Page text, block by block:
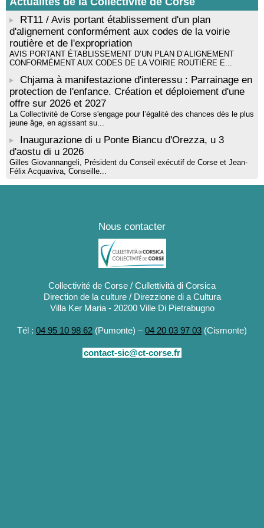
RT11 / Avis portant établissement d'un plan
d'alignement conformément aux codes de la voirie
routière et de l'expropriation
AVIS PORTANT ÉTABLISSEMENT D’UN PLAN D’ALIGNEMENT
CONFORMÉMENT AUX CODES DE LA VOIRIE ROUTIÈRE E...
Chjama à manifestazione d'interessu : Parrainage en
protection de l'enfance. Création et déploiement d'une
offre sur 2026 et 2027
La Collectivité de Corse s'engage pour l’égalité des chances dès le plus
jeune âge, en agissant su...
Inaugurazione di u Ponte Biancu d'Orezza, u 3
d'aostu di u 2026
Gilles Giovannangeli, Président du Conseil exécutif de Corse et Jean-
Félix Acquaviva, Conseille...
Nous contacter
Collectivité de Corse / Cullettività di Corsica
Direction de la culture / Direzzione di a Cultura
Villa Ker Maria - 20200 Ville Di Pietrabugno
Tél : 04 95 10 98 62 (Pumonte) –04 20 03 97 03 (Cismonte)
contact-sic@ct-corse.fr